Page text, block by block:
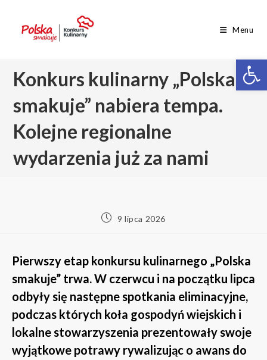
Menu
Konkurs kulinarny „Polska
smakuje” nabiera tempa.
Kolejne regionalne
wydarzenia już za nami
9 lipca 2026
Pierwszy etap konkursu kulinarnego „Polska
smakuje” trwa. W czerwcu i na początku lipca
odbyły się następne spotkania eliminacyjne,
podczas których koła gospodyń wiejskich i
lokalne stowarzyszenia prezentowały swoje
wyjątkowe potrawy rywalizując o awans do